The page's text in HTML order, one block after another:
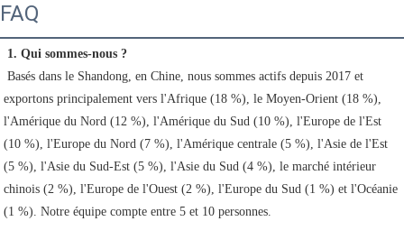
FAQ
1. Qui sommes-nous ?
exportons principalement vers l'Afrique (18 %), le Moyen-Orient (18 %),
l'Amérique du Nord (12 %), l'Amérique du Sud (10 %), l'Europe de l'Est
(10 %), l'Europe du Nord (7 %), l'Amérique centrale (5 %), l'Asie de l'Est
(5 %), l'Asie du Sud-Est (5 %), l'Asie du Sud (4 %), le marché intérieur
chinois (2 %), l'Europe de l'Ouest (2 %), l'Europe du Sud (1 %) et l'Océanie
(1 %). Notre équipe compte entre 5 et 10 personnes.